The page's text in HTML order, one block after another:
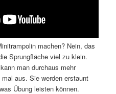
machen? Nein, das
Sprungfläche viel zu klein.
man durchaus mehr
aus. Sie werden erstaunt
Übung leisten können.